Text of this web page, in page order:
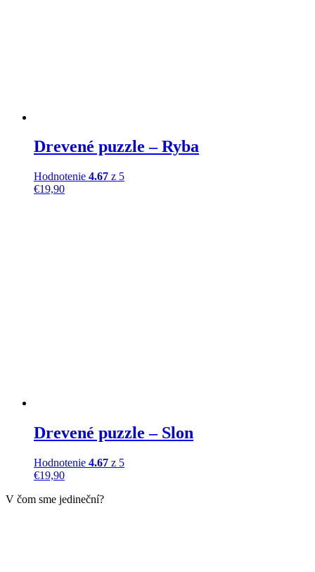
Drevené puzzle – Ryba
Hodnotenie 4.67 z 5
€19,90
Drevené puzzle – Slon
Hodnotenie 4.67 z 5
€19,90
V čom sme jedineční?